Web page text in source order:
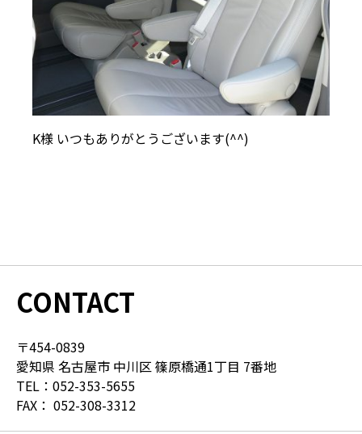
K様 いつもありがとうございます(^^)
CONTACT
〒454-0839
愛知県 名古屋市 中川区 篠原橋通1丁目 7番地
TEL： 052-353-5655
FAX： 052-308-3312